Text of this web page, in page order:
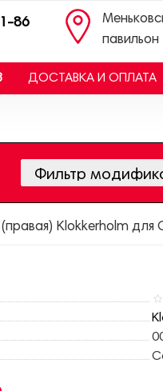
86
ДОСТАВКА И ОПЛАТА
Klokkerholm для